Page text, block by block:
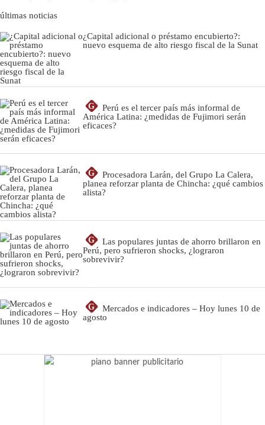
últimas noticias
¿Capital adicional o préstamo encubierto?:
nuevo esquema de alto riesgo fiscal de la Sunat
G
Perú es el tercer país más informal de
América Latina: ¿medidas de Fujimori serán
eficaces?
G
Procesadora Larán, del Grupo La Calera,
planea reforzar planta de Chincha: ¿qué cambios
alista?
G
Las populares juntas de ahorro brillaron en
Perú, pero sufrieron shocks, ¿lograron
sobrevivir?
G
Mercados e indicadores – Hoy lunes 10 de
agosto